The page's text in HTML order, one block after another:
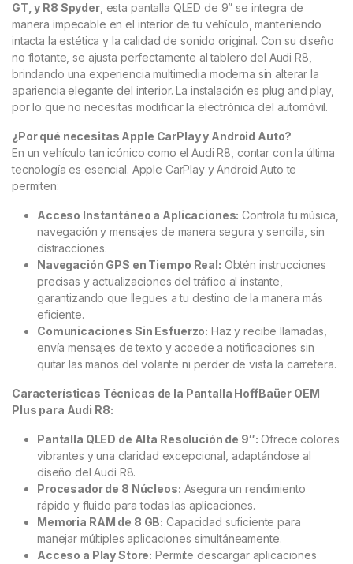
GT, y R8 Spyder, esta pantalla QLED de 9” se integra de
manera impecable en el interior de tu vehículo, manteniendo
intacta la estética y la calidad de sonido original. Con su diseño
no flotante, se ajusta perfectamente al tablero del Audi R8,
brindando una experiencia multimedia moderna sin alterar la
apariencia elegante del interior. La instalación es plug and play,
por lo que no necesitas modificar la electrónica del automóvil.
¿Por qué necesitas Apple CarPlay y Android Auto?
En un vehículo tan icónico como el Audi R8, contar con la última
tecnología es esencial. Apple CarPlay y Android Auto te
permiten:
Acceso Instantáneo a Aplicaciones: Controla tu música,
navegación y mensajes de manera segura y sencilla, sin
distracciones.
Navegación GPS en Tiempo Real: Obtén instrucciones
precisas y actualizaciones del tráfico al instante,
garantizando que llegues a tu destino de la manera más
eficiente.
Comunicaciones Sin Esfuerzo: Haz y recibe llamadas,
envía mensajes de texto y accede a notificaciones sin
quitar las manos del volante ni perder de vista la carretera.
Características Técnicas de la Pantalla HoffBaüer OEM
Plus para Audi R8:
Pantalla QLED de Alta Resolución de 9″: Ofrece colores
vibrantes y una claridad excepcional, adaptándose al
diseño del Audi R8.
Procesador de 8 Núcleos: Asegura un rendimiento
rápido y fluido para todas las aplicaciones.
Memoria RAM de 8 GB: Capacidad suficiente para
manejar múltiples aplicaciones simultáneamente.
Acceso a Play Store: Permite descargar aplicaciones